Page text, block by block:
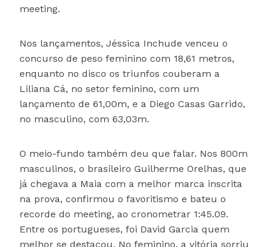
meeting.
Nos lançamentos, Jéssica Inchude venceu o
concurso de peso feminino com 18,61 metros,
enquanto no disco os triunfos couberam a
Liliana Cá, no setor feminino, com um
lançamento de 61,00m, e a Diego Casas Garrido,
no masculino, com 63,03m.
O meio-fundo também deu que falar. Nos 800m
masculinos, o brasileiro Guilherme Orelhas, que
já chegava a Maia com a melhor marca inscrita
na prova, confirmou o favoritismo e bateu o
recorde do meeting, ao cronometrar 1:45.09.
Entre os portugueses, foi David Garcia quem
melhor se destacou. No feminino, a vitória sorriu